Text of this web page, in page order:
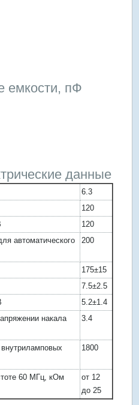
емкости, пФ
данные
6.3
120
120
автоматического
200
175±15
7.5±2.5
5.2±1.4
накала
3.4
1800
60 МГц, кОм
от 12
до 25